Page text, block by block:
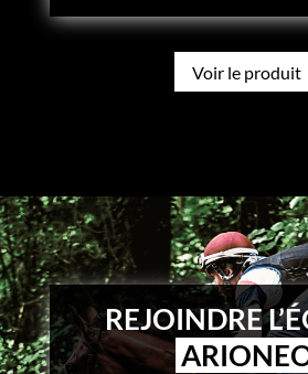
Voir le produit
REJOINDRE